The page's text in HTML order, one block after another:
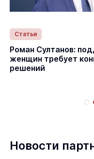
Статьи
Роман Султанов:
женщин требует
решений
Новости